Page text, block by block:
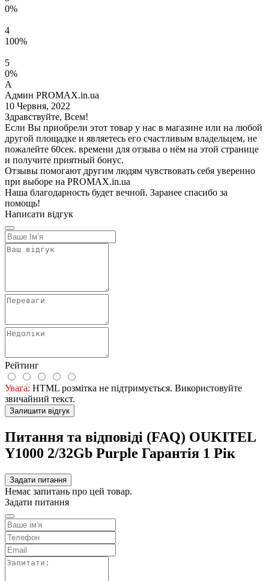
0%
4
100%
5
0%
А
Админ PROMAX.in.ua
10 Червня, 2022
Здравствуйте, Всем!
Если Вы приобрели этот товар у нас в магазине или на любой
другой площадке и являетесь его счастливым владельцем, не
пожалейте 60сек. времени для отзыва о нём на этой странице
и получите приятный бонус.
Отзывы помогают другим людям чувствовать себя уверенно
при выборе на PROMAX.in.ua
Наша благодарность будет вечной. Заранее спасибо за
помощь!
Написати відгук
Рейтинг
Увага: HTML розмітка не підтримується. Використовуйте
звичайний текст.
Залишити відгук
Питання та відповіді (FAQ) OUKITEL
Y1000 2/32Gb Purple Гарантія 1 Рік
Задати питання
Немає запитань про цей товар.
Задати питання